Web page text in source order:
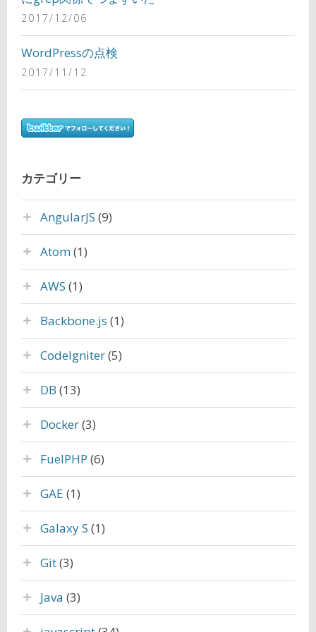
2017/12/06
WordPressの点検
2017/11/12
カテゴリー
AngularJS (9)
Atom(1)
AWS (1)
Backbone.js (1)
CodeIgniter(5)
DB (13)
Docker(3)
FuelPHP (6)
GAE (1)
Galaxy S (1)
Git(3)
Java (3)